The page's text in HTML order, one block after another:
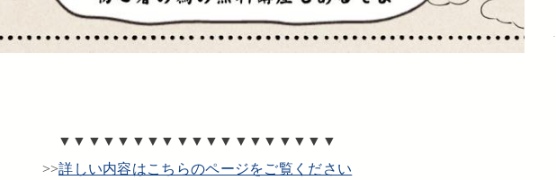
▼▼▼▼▼▼▼▼▼▼▼▼▼▼▼▼▼▼▼
>>詳しい内容はこちらのページをご覧ください